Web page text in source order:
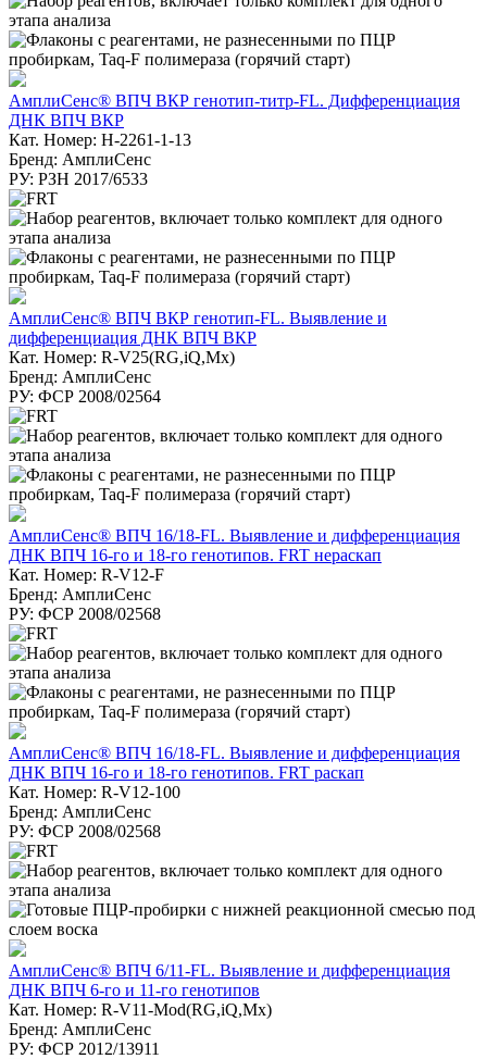
АмплиСенс® ВПЧ ВКР генотип-титр-FL. Дифференциация
ДНК ВПЧ ВКР
Кат. Номер: H-2261-1-13
Бренд: АмплиСенс
РУ: РЗН 2017/6533
АмплиСенс® ВПЧ ВКР генотип-FL. Выявление и
дифференциация ДНК ВПЧ ВКР
Кат. Номер: R-V25(RG,iQ,Mx)
Бренд: АмплиСенс
РУ: ФСР 2008/02564
АмплиСенс® ВПЧ 16/18-FL. Выявление и дифференциация
ДНК ВПЧ 16-го и 18-го генотипов. FRT нераскап
Кат. Номер: R-V12-F
Бренд: АмплиСенс
РУ: ФСР 2008/02568
АмплиСенс® ВПЧ 16/18-FL. Выявление и дифференциация
ДНК ВПЧ 16-го и 18-го генотипов. FRT раскап
Кат. Номер: R-V12-100
Бренд: АмплиСенс
РУ: ФСР 2008/02568
АмплиСенс® ВПЧ 6/11-FL. Выявление и дифференциация
ДНК ВПЧ 6-го и 11-го генотипов
Кат. Номер: R-V11-Mod(RG,iQ,Mx)
Бренд: АмплиСенс
РУ: ФСР 2012/13911